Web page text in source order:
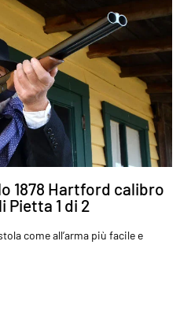
1878 Hartford calibro
Pietta 1 di 2
come all’arma più facile e